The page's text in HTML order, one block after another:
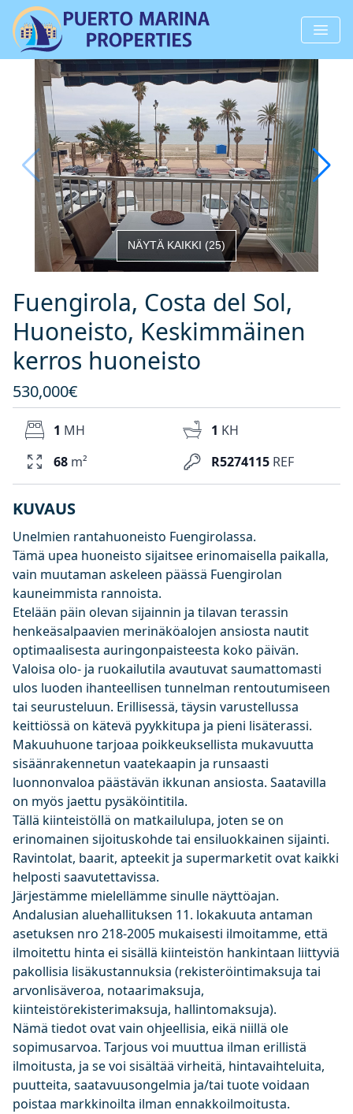
NÄYTÄ KAIKKI (25)
Fuengirola, Costa del Sol,
Huoneisto, Keskimmäinen
kerros huoneisto
530,000€
R5274115 REF
1 MH 1 KH
68 m²
KUVAUS
Unelmien rantahuoneisto Fuengirolassa.
Tämä upea huoneisto sijaitsee erinomaisella paikalla,
vain muutaman askeleen päässä Fuengirolan
kauneimmista rannoista.
Etelään päin olevan sijainnin ja tilavan terassin
henkeäsalpaavien merinäköalojen ansiosta nautit
optimaalisesta auringonpaisteesta koko päivän.
Valoisa olo- ja ruokailutila avautuvat saumattomasti
ulos luoden ihanteellisen tunnelman rentoutumiseen
tai seurusteluun. Erillisessä, täysin varustellussa
keittiössä on kätevä pyykkitupa ja pieni lisäterassi.
Makuuhuone tarjoaa poikkeuksellista mukavuutta
sisäänrakennetun vaatekaapin ja runsaasti
luonnonvaloa päästävän ikkunan ansiosta. Saatavilla
on myös jaettu pysäköintitila.
Tällä kiinteistöllä on matkailulupa, joten se on
erinomainen sijoituskohde tai ensiluokkainen sijainti.
Ravintolat, baarit, apteekit ja supermarketit ovat kaikki
helposti saavutettavissa.
Järjestämme mielellämme sinulle näyttöajan.
Andalusian aluehallituksen 11. lokakuuta antaman
asetuksen nro 218-2005 mukaisesti ilmoitamme, että
ilmoitettu hinta ei sisällä kiinteistön hankintaan liittyviä
pakollisia lisäkustannuksia (rekisteröintimaksuja tai
arvonlisäveroa, notaarimaksuja,
kiinteistörekisterimaksuja, hallintomaksuja).
Nämä tiedot ovat vain ohjeellisia, eikä niillä ole
sopimusarvoa. Tarjous voi muuttua ilman erillistä
ilmoitusta, ja se voi sisältää virheitä, hintavaihteluita,
puutteita, saatavuusongelmia ja/tai tuote voidaan
poistaa markkinoilta ilman ennakkoilmoitusta.